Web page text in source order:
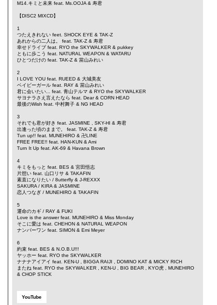
M14.キミと未来 feat. Ms.OOJA & 寿君
【DISC2 MIXCD】
1
つたえきれない feet. SHOCK EYE & TAK-Z
あれからの二人は。 feat. TAK-Z & 寿君
幸せドライブ feat. RYO the SKYWALKER & pukkey
ともに歩こう feat. NATURAL WEAPON & WATARU
ひとつだけの feat. TAK-Z & 當山みれい
2
I LOVE YOU feat. RUEED & 大城美友
ベイビーガール feat. RAY & 當山みれい
君に会いたい... feat. 青山テルマ & RYO the SKYWALKER
サヨナラさえ言えたなら feat. Dear& CORN HEAD
最後のWish feat. 中村舞子 & NG HEAD
3
それでも君が好き feat. JASMINE SKY-HI & 寿君
出逢った頃のままで。 feat. TAK-Z & 寿君
Tun up!! feat. MUNEHIRO & 卍LINE
FREE FREE!! feat. HAN-KUN & Ami
Turn It Up feat. AK-69 & Havana Brown
4
キミをもっと feat. BES & 宮田悟志
片想い feat. 山口リサ & TAKAFIN
素直になりたい / 8utterfly & J-REXXX
SAKURA / KIRA & JASMINE
恋人つなぎ / MUNEHIRO & TAKAFIN
5
運命のカギ / RAY & FUKI
Love is the answer feat. MUNEHIRO & Miss Monday
そこに愛は feat. CHEHON & NATURAL WEAPON
ナンバーワン feat. SIMON & Emi Meyer
6
約束 feat. BES & N.O.B.U!!!
ヤッホー feat. RYO the SKYWALKER
ナナナアイアイ feat. KEN-U BIGGA RAIJI DOMINO KAT & MICKY RICH
またね feat. RYO the SKYWALKER KEN-U BIG BEAR KYO虎
MUNEHIRO
& CHOP STICK
YouTube